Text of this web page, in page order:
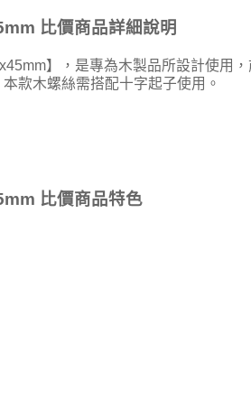
比價商品詳細說明
】，是專為木製品所設計使用
款木螺絲需搭配十字起子使用。
比價商品特色